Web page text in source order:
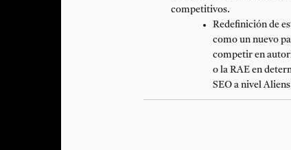
competitivos.
Redefinición de
como un nuevo
competir en
o la RAE en
SEO a nivel Aliens